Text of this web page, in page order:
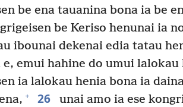
be ena tauanina bona ia be
be Keriso henunai ia
ibounai dekenai edia tatau
e, emui hahine do umui lalokau
ia lalokau henia bona ia
+ 26
unai amo ia ese